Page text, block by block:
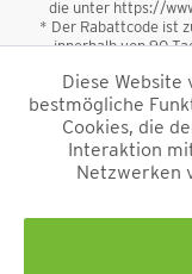
die unter https://
* Der Rabattcode ist
innerhalb von 90
sowie
Rabattcode ist
kombinierbar.
*Alle Preise
und
Diese Website
bestmögliche
Cookies, die
Interaktion
Netzwerken